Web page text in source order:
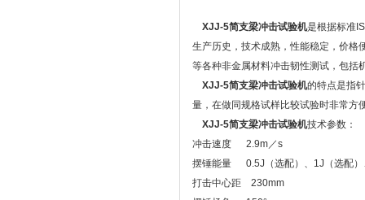
XJJ-5简支梁冲击试验机是根据标准
生产历史，技术成熟，性能稳定，价格
等各种非金属材料冲击韧性测试，包括
XJJ-5简支梁冲击试验机的特点是指
量，在做同规格试样比较试验时非常方
XJJ-5简支梁冲击试验机技术参数：
冲击速度 2.9m／s
摆锤能量 0.5J（选配）、1J（选配
打击中心距 230mm